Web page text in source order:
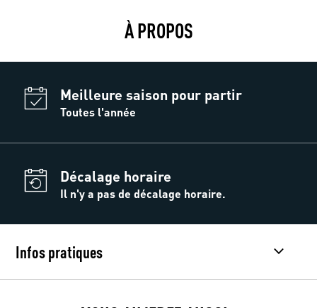
À PROPOS
Meilleure saison pour partir
Toutes l'année
Décalage horaire
Il n'y a pas de décalage horaire.
Infos pratiques